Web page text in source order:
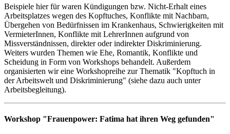
Beispiele hier für waren Kündigungen bzw. Nicht-Erhalt eines
Arbeitsplatzes wegen des Kopftuches, Konflikte mit Nachbarn,
Übergehen von Bedürfnissen im Krankenhaus, Schwierigkeiten mit
VermieterInnen, Konflikte mit LehrerInnen aufgrund von
Missverständnissen, direkter oder indirekter Diskriminierung.
Weiters wurden Themen wie Ehe, Romantik, Konflikte und
Scheidung in Form von Workshops behandelt. Außerdem
organisierten wir eine Workshopreihe zur Thematik "Kopftuch in
der Arbeitswelt und Diskriminierung" (siehe dazu auch unter
Arbeitsbegleitung).
Workshop "Frauenpower: Fatima hat ihren Weg gefunden"